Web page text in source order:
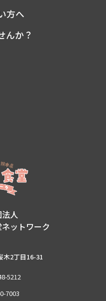
方へ
んか？
人
ットワーク
木2丁目16-31
5212
7003